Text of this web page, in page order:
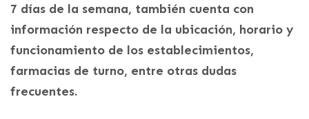
7 días de la semana, también cuenta con
información respecto de la ubicación, horario y
funcionamiento de los establecimientos,
farmacias de turno, entre otras dudas
frecuentes.